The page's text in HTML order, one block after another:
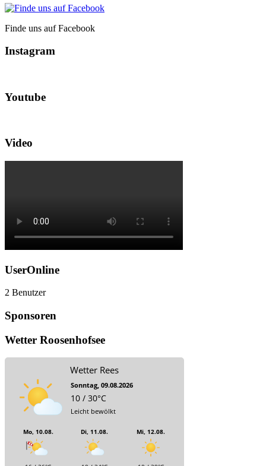
Finde uns auf Facebook
Instagram
Youtube
Video
UserOnline
2 Benutzer
Sponsoren
Wetter Roosenhofsee
Wetter Rees
Sonntag, 09.08.2026
10 / 30°C
Leicht bewölkt
Mo, 10.08. Di, 11.08. Mi, 12.08.